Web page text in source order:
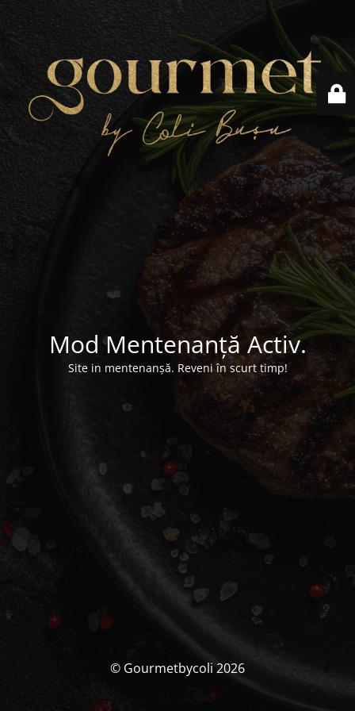
Mod Mentenanță Activ.
Site in mentenanșă. Reveni în scurt timp!
© Gourmetbycoli 2026